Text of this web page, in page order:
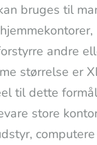
bruges til
andre
størrelse er
til dette
store